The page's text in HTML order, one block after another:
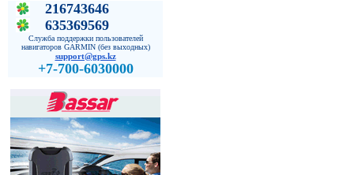
216743646
635369569
Служба поддержки пользователей
навигаторов GARMIN (без выходных)
support@gps.kz
+7-700-6030000